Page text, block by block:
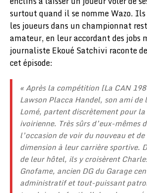
surtout quand il se nomme Wazo.
les joueurs dans un championnat
amateur, en leur accordant des jobs
journaliste Ekoué Satchivi raconte
cet épisode:
« Après la compétition [La CAN
Lawson Placca Handel, son ami de
Lomé, partent discrètement pour
ivoirienne. Très sûrs d’eux-mêmes
l’occasion de voir du nouveau et
dimension à leur carrière sportive.
de leur hôtel, ils y croisèrent
Gnofame, ancien DG du Garage
administratif et tout-puissant